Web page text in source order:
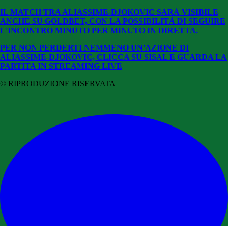
IL MATCH TRA ALIASSIME-DJOKOVIC SARÀ VISIBILE
ANCHE SU GOLDBET, CON LA POSSIBILITÀ DI SEGUIRE
L'INCONTRO MINUTO PER MINUTO IN DIRETTA.
PER NON PERDERTI NEMMENO UN'AZIONE DI
ALIASSIME-DJOKOVIC, CLICCA SU SISAL E GUARDA LA
PARTITA IN STREAMING LIVE
© RIPRODUZIONE RISERVATA